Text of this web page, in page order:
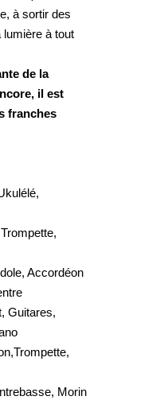
à sortir des
à tout
de la
il est
franches
Accordéon
Guitares,
Morin